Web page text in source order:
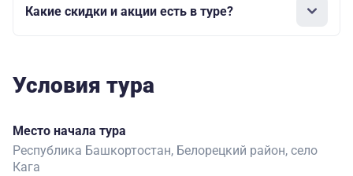
Какие скидки и акции есть в туре?
Условия тура
Место начала тура
Республика Башкортостан, Белорецкий район, село
Кага